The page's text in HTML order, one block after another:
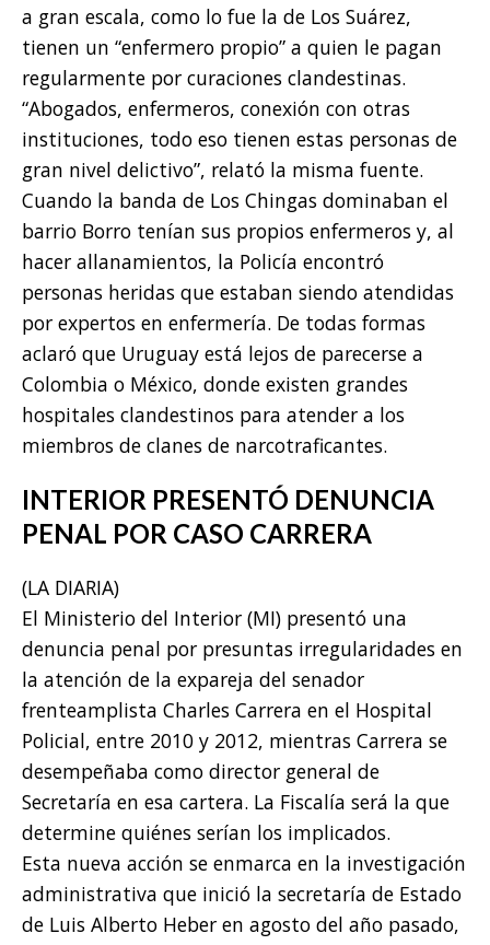
a gran escala, como lo fue la de Los Suárez,
tienen un “enfermero propio” a quien le pagan
regularmente por curaciones clandestinas.
“Abogados, enfermeros, conexión con otras
instituciones, todo eso tienen estas personas de
gran nivel delictivo”, relató la misma fuente.
Cuando la banda de Los Chingas dominaban el
barrio Borro tenían sus propios enfermeros y, al
hacer allanamientos, la Policía encontró
personas heridas que estaban siendo atendidas
por expertos en enfermería. De todas formas
aclaró que Uruguay está lejos de parecerse a
Colombia o México, donde existen grandes
hospitales clandestinos para atender a los
miembros de clanes de narcotraficantes.
INTERIOR PRESENTÓ DENUNCIA
PENAL POR CASO CARRERA
(LA DIARIA)
El Ministerio del Interior (MI) presentó una
denuncia penal por presuntas irregularidades en
la atención de la expareja del senador
frenteamplista Charles Carrera en el Hospital
Policial, entre 2010 y 2012, mientras Carrera se
desempeñaba como director general de
Secretaría en esa cartera. La Fiscalía será la que
determine quiénes serían los implicados.
Esta nueva acción se enmarca en la investigación
administrativa que inició la secretaría de Estado
de Luis Alberto Heber en agosto del año pasado,